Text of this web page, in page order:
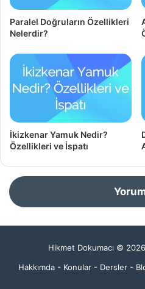
Paralel Doğruların Özellikleri
Nelerdir?
İkizkenar Yamuk Nedir?
Özellikleri ve İspatı
Hikmet Dokumacı © 2026
Hakkımda - Konular - Dersler -